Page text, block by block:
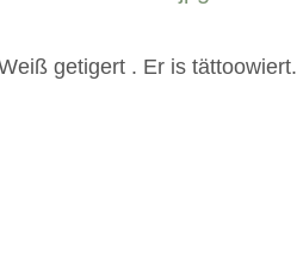
getigert . Er is tättoowiert.